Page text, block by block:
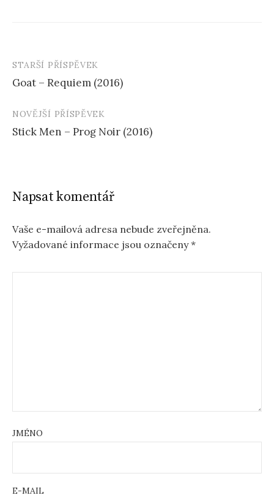
Navigace
příspěvku
STARŠÍ PŘÍSPĚVEK
Goat – Requiem (2016)
NOVĚJŠÍ PŘÍSPĚVEK
Stick Men – Prog Noir (2016)
Napsat komentář
Vaše e-mailová adresa nebude zveřejněna.
Vyžadované informace jsou označeny*
JMÉNO
E-MAIL